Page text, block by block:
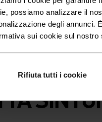
possiamo analizzare il
degli annunci.
sui cookie sul
Rifiuta tutti i cookie